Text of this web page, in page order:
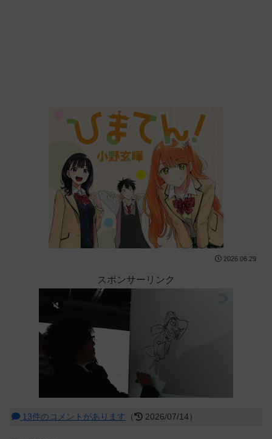
2026.06.29
スポンサーリンク
13件のコメントがあります （ 2026/07/14）